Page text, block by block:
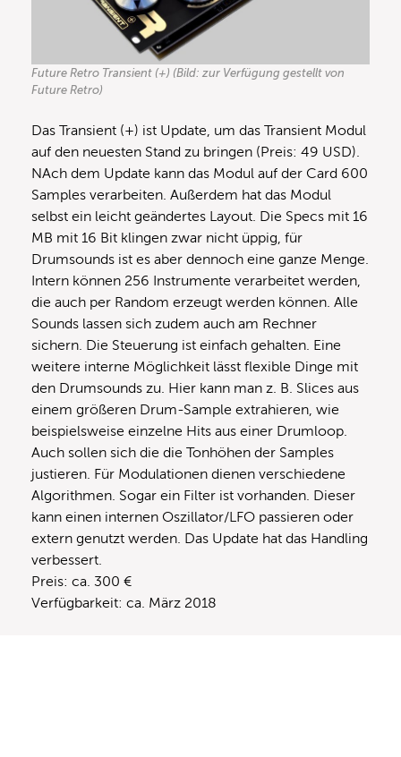
Future Retro Transient (+) (Bild: zur Verfügung gestellt von
Future Retro)
Das Transient (+) ist Update, um das Transient Modul
auf den neuesten Stand zu bringen (Preis: 49 USD).
NAch dem Update kann das Modul auf der Card 600
Samples verarbeiten. Außerdem hat das Modul
selbst ein leicht geändertes Layout. Die Specs mit 16
MB mit 16 Bit klingen zwar nicht üppig, für
Drumsounds ist es aber dennoch eine ganze Menge.
Intern können 256 Instrumente verarbeitet werden,
die auch per Random erzeugt werden können. Alle
Sounds lassen sich zudem auch am Rechner
sichern. Die Steuerung ist einfach gehalten. Eine
weitere interne Möglichkeit lässt flexible Dinge mit
den Drumsounds zu. Hier kann man z. B. Slices aus
einem größeren Drum-Sample extrahieren, wie
beispielsweise einzelne Hits aus einer Drumloop.
Auch sollen sich die die Tonhöhen der Samples
justieren. Für Modulationen dienen verschiedene
Algorithmen. Sogar ein Filter ist vorhanden. Dieser
kann einen internen Oszillator/LFO passieren oder
extern genutzt werden. Das Update hat das Handling
verbessert.
Preis: ca. 300 €
Verfügbarkeit: ca. März 2018